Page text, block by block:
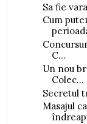
Sa fie
Cum
C...
Un nou
Colec...
Secretul
Masajul